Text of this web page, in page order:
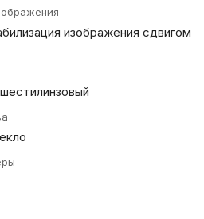
изображения сдвигом